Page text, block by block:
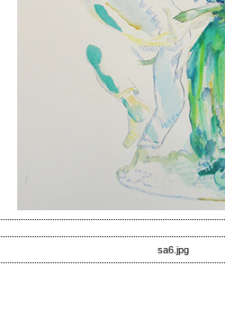
sa6.jpg